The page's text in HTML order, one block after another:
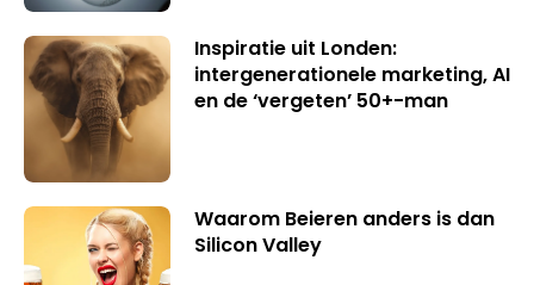
Inspiratie uit Londen:
intergenerationele marketing, AI
en de ‘vergeten’ 50+-man
Waarom Beieren anders is dan
Silicon Valley